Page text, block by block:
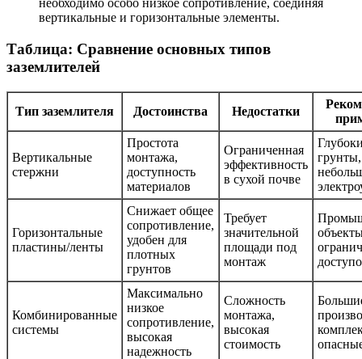
необходимо особо низкое сопротивление, соединяя
вертикальные и горизонтальные элементы.
Таблица: Сравнение основных типов
заземлителей
Тип заземлителя Достоинства Недостатки
Вертикальные
стержни
Простота
монтажа,
доступность
материалов
Ограниченная
эффективность
в сухой почве
грунты,
Горизонтальные
пластины/ленты
Снижает общее
сопротивление,
удобен для
плотных
грунтов
Требует
значительной
площади под
монтаж
Комбинированные
системы
Максимально
низкое
сопротивление,
высокая
надежность
Сложность
монтажа,
высокая
стоимость